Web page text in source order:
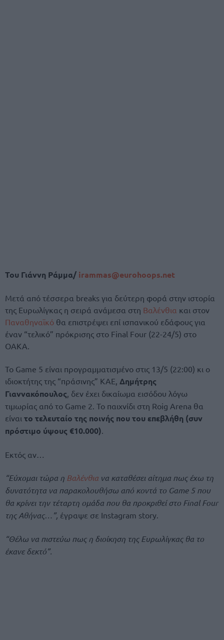
Του Γιάννη Ράμμα/ irammas@eurohoops.net
Μετά από τέσσερα breaks για δεύτερη φορά στην ιστορία
της Ευρωλίγκας η σειρά ανάμεσα στη Βαλένθια και στον
Παναθηναϊκό θα επιστρέψει επί ισπανικού εδάφους για
έναν “τελικό” πρόκρισης στο Final Four (22-24/5) στο
ΟΑΚΑ.
Το Game 5 είναι προγραμματισμένο στις 13/5 (22:00) κι ο
ιδιοκτήτης της “πράσινης” ΚΑΕ, Δημήτρης
Γιαννακόπουλος, δεν έχει δικαίωμα εισόδου λόγω
τιμωρίας από το Game 2. Το παιχνίδι στη Roig Arena θα
είναι το τελευταίο της ποινής που του επεβλήθη (συν
πρόστιμο ύψους €10.000).
Εκτός αν…
“Εύχομαι τώρα η Βαλένθια να καταθέσει αίτημα πως έχω τη
δυνατότητα να παρακολουθήσω από κοντά το Game 5 που
θα κρίνει την τέταρτη ομάδα που θα προκριθεί στο Final Four
της Αθήνας…”, έγραψε σε Instagram story.
“Θέλω να πιστεύω πως η διοίκηση της Ευρωλίγκας θα το
έκανε δεκτό”.